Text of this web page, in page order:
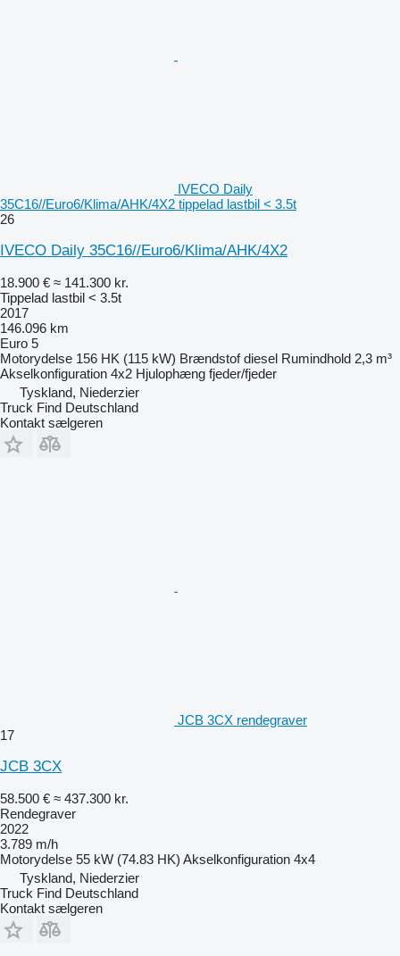
IVECO Daily
35C16//Euro6/Klima/AHK/4X2 tippelad lastbil < 3.5t
26
IVECO Daily 35C16//Euro6/Klima/AHK/4X2
18.900 € ≈ 141.300 kr.
Tippelad lastbil < 3.5t
2017
146.096 km
Euro 5
Motorydelse 156 HK (115 kW) Brændstof diesel Rumindhold 2,3 m³
Akselkonfiguration 4x2 Hjulophæng fjeder/fjeder
Tyskland, Niederzier
Truck Find Deutschland
Kontakt sælgeren
JCB 3CX rendegraver
17
JCB 3CX
58.500 € ≈ 437.300 kr.
Rendegraver
2022
3.789 m/h
Motorydelse 55 kW (74.83 HK) Akselkonfiguration 4x4
Tyskland, Niederzier
Truck Find Deutschland
Kontakt sælgeren